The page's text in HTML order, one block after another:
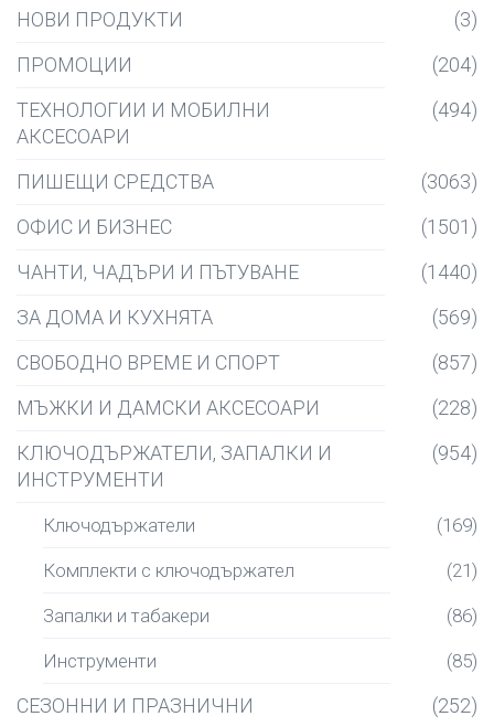
НОВИ ПРОДУКТИ
(3)
ПРОМОЦИИ
(204)
ТЕХНОЛОГИИ И МОБИЛНИ
АКСЕСОАРИ
(494)
ПИШЕЩИ СРЕДСТВА
(3063)
ОФИС И БИЗНЕС
(1501)
ЧАНТИ, ЧАДЪРИ И ПЪТУВАНЕ
(1440)
ЗА ДОМА И КУХНЯТА
(569)
СВОБОДНО ВРЕМЕ И СПОРТ
(857)
МЪЖКИ И ДАМСКИ АКСЕСОАРИ
(228)
КЛЮЧОДЪРЖАТЕЛИ, ЗАПАЛКИ И
ИНСТРУМЕНТИ
(954)
Ключодържатели (169)
Комплекти с ключодържател (21)
Запалки и табакери (86)
Инструменти (85)
СЕЗОННИ И ПРАЗНИЧНИ
(252)